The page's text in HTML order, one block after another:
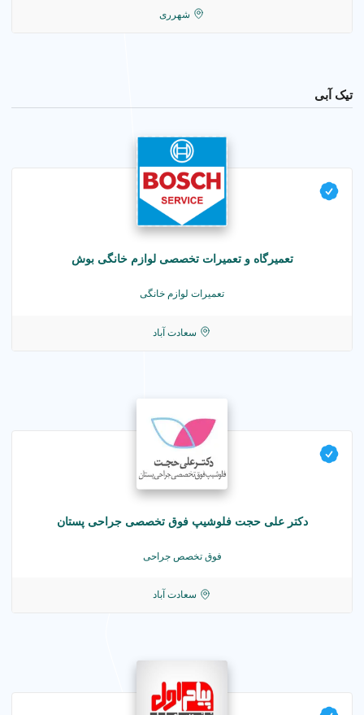
شهرری
تیک آبی
تعمیرگاه و تعمیرات تخصصی لوازم خانگی بوش
تعمیرات لوازم خانگی
سعادت آباد
دکتر علی حجت فلوشیپ فوق تخصصی جراحی پستان
فوق تخصص جراحی
سعادت آباد